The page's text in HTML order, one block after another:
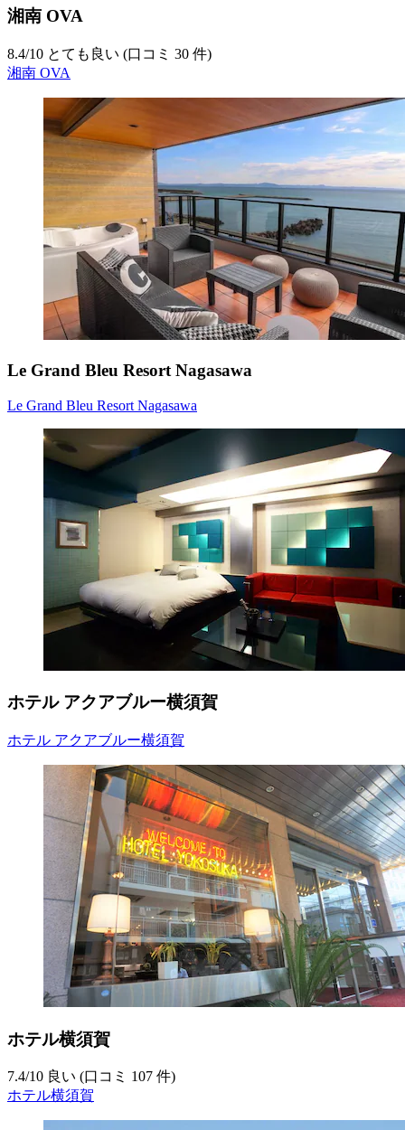
湘南 OVA
8.4/10 とても良い (口コミ 30 件)
湘南 OVA
Le Grand Bleu Resort Nagasawa
Le Grand Bleu Resort Nagasawa
ホテル アクアブルー横須賀
ホテル アクアブルー横須賀
ホテル横須賀
7.4/10 良い (口コミ 107 件)
ホテル横須賀